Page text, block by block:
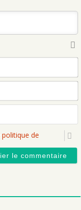
politique de